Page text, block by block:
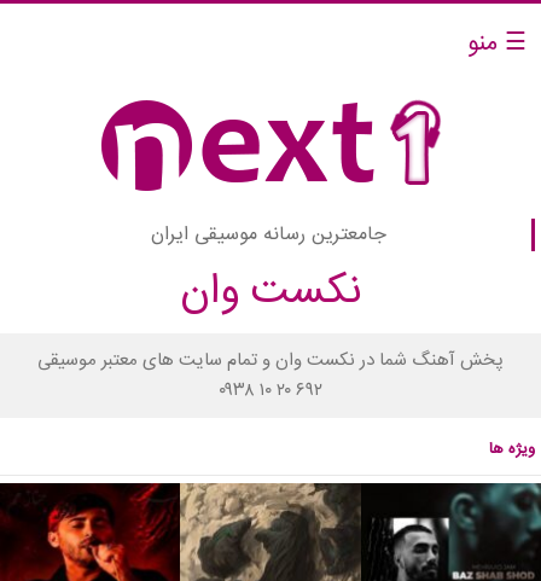
☰ منو
جامعترین رسانه موسیقی ایران
نکست وان
پخش آهنگ شما در نکست وان و تمام سایت های معتبر موسیقی
۰۹۳۸ ۱۰ ۲۰ ۶۹۲
ویژه ها